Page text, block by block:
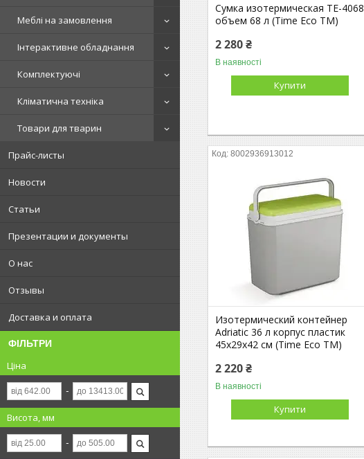
Меблі на замовлення
Інтерактивне обладнання
Комплектуючі
Кліматична техніка
Товари для тварин
Прайс-листы
Новости
Статьи
Презентации и документы
О нас
Отзывы
Доставка и оплата
ФІЛЬТРИ
Ціна
Висота, мм
Сумка изотермическая TE-4068
объем 68 л (Time Eco TM)
2 280 ₴
В наявності
Купити
8002936913012
Изотермический контейнер
Adriatic 36 л корпус пластик
45х29х42 см (Time Eco TM)
2 220 ₴
В наявності
Купити